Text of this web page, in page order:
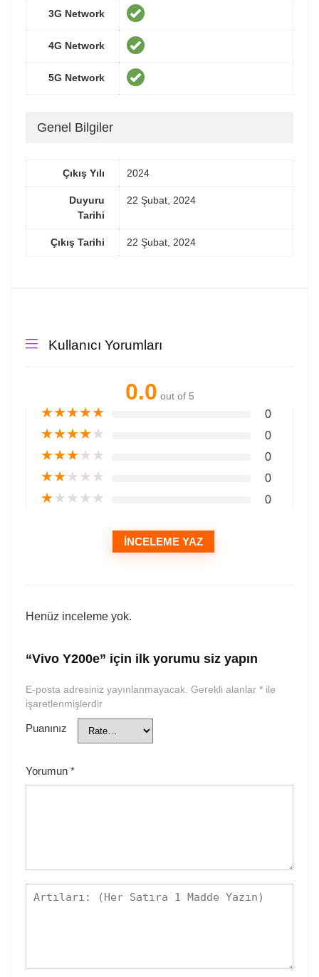
3G Network
4G Network
5G Network
Genel Bilgiler
Çıkış Yılı 2024
Duyuru
Tarihi
22 Şubat, 2024
Çıkış Tarihi 22 Şubat, 2024
Kullanıcı Yorumları
0.0 out of 5
★★★★★ 0
★★★★★ 0
★★★★★ 0
★★★★★ 0
★★★★★ 0
İNCELEME YAZ
Henüz inceleme yok.
“Vivo Y200e” için ilk yorumu siz yapın
E-posta adresiniz yayınlanmayacak. Gerekli alanlar * ile
işaretlenmişlerdir
Puanınız
Yorumun *